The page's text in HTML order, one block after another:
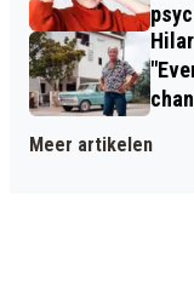
Meer artikelen